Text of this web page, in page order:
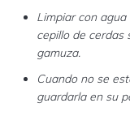
Limpiar con
cepillo de cerdas
gamuza.
Cuando no se
guardarla en su